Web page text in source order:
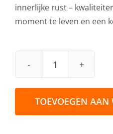
innerlijke rust –
moment te leven en een
Or
Towering
TOEVOEGEN